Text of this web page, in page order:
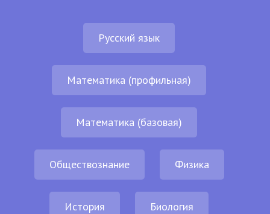
Русский язык
Математика (профильная)
Математика (базовая)
Обществознание Физика
История Биология